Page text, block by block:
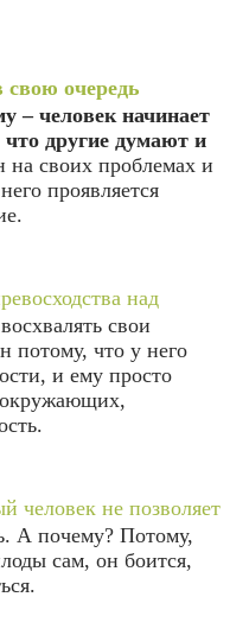
свою очередь
– человек начинает
что другие думают и
на своих проблемах и
проявляется
над
свои
потому, что у него
и ему просто
человек не позволяет
А почему? Потому,
сам, он боится,